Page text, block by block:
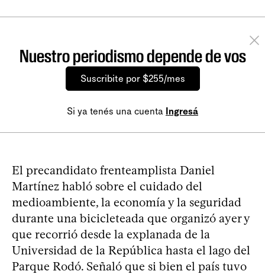
Nuestro periodismo depende de vos
Suscribite por $255/mes
Si ya tenés una cuenta Ingresá
El precandidato frenteamplista Daniel
Martínez habló sobre el cuidado del
medioambiente, la economía y la seguridad
durante una bicicleteada que organizó ayer y
que recorrió desde la explanada de la
Universidad de la República hasta el lago del
Parque Rodó. Señaló que si bien el país tuvo